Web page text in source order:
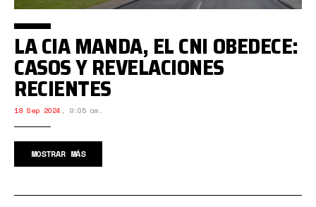
LA CIA MANDA, EL CNI OBEDECE:
CASOS Y REVELACIONES
RECIENTES
18 Sep 2024 , 9:05 am.
MOSTRAR MÁS